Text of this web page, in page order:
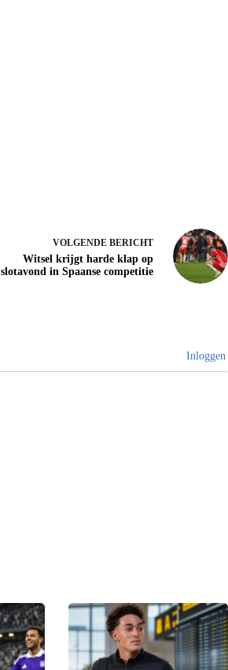
VOLGENDE BERICHT
Witsel krijgt harde klap op
slotavond in Spaanse competitie
Inloggen